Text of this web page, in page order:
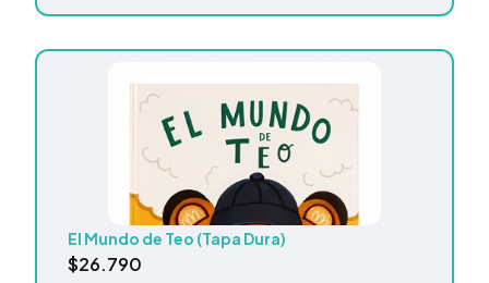
El Mundo de Teo (Tapa Dura)
$26.790